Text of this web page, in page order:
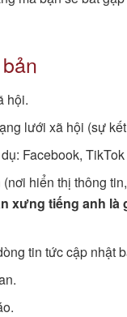
hội.
lưới xã hội (sự
Facebook,
hiển thị thông
xưng tiếng anh là
tin tức cập nhật